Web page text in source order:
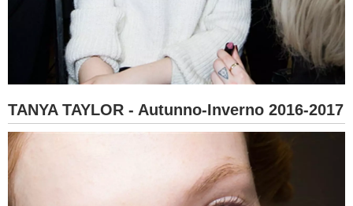
TANYA TAYLOR - Autunno-Inverno 2016-2017